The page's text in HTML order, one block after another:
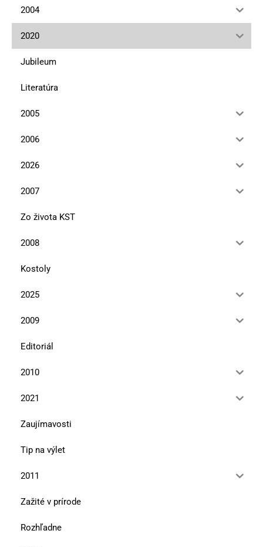
2004
2020
Jubileum
Literatúra
2005
2006
2026
2007
Zo života KST
2008
Kostoly
2025
2009
Editoriál
2010
2021
Zaujímavosti
Tip na výlet
2011
Zažité v prírode
Rozhľadne